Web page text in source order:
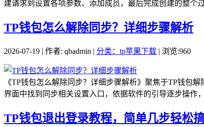
建请求到设置各项参数、添加成员，最后完成创建的整个
TP钱包怎么解除同步？详细步骤解析
2026-07-19 | 作者: qbadmin | 分类：tp苹果下载 | 浏览:960
《TP钱包怎么解除同步？详细步骤解析》聚焦于TP钱包
界面中找到同步相关设置入口，依据软件的引导逐步操作
TP钱包退出登录教程，简单几步轻松